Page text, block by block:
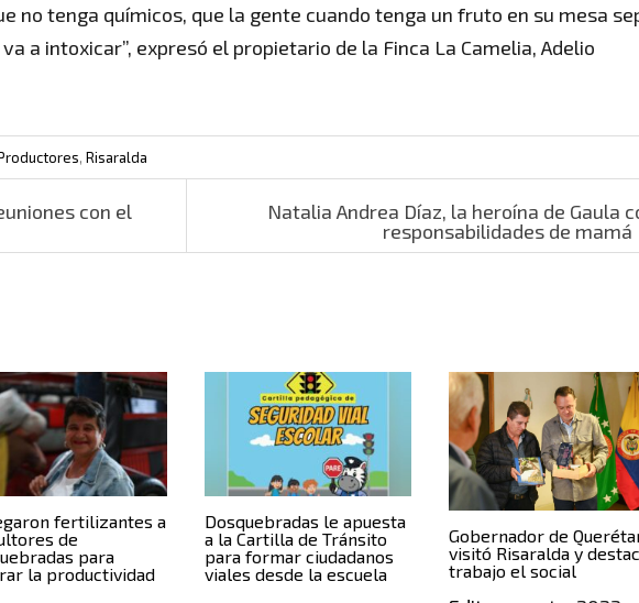
no tenga químicos, que la gente cuando tenga un fruto en su mesa
a intoxicar”, expresó el propietario de la Finca La Camelia, Adelio
, Risaralda
con el
Natalia Andrea Díaz, la heroína de Gaula
responsabilidades de mamá
fertilizantes a
de
para
la productividad
Dosquebradas le apuesta
a la Cartilla de Tránsito
para formar ciudadanos
viales desde la escuela
Gobernador de
visitó Risaralda y
trabajo el social